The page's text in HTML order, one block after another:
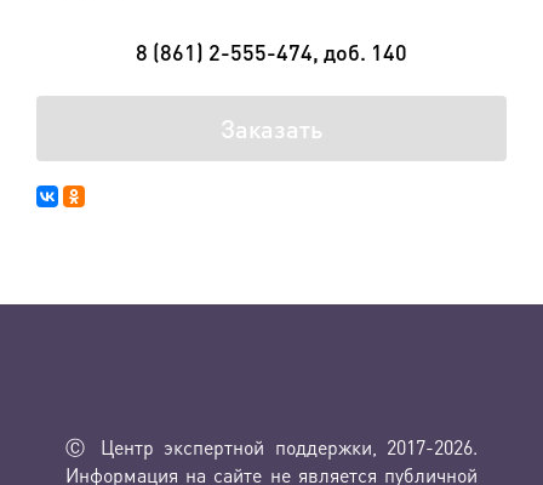
8 (861) 2-555-474, доб. 140
Заказать
Ⓒ Центр экспертной поддержки, 2017-2026.
Информация на сайте не является публичной